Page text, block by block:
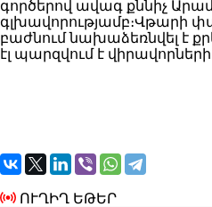
գործերով ավագ քննիչ
գլխավորությամբ։Վթարի
բաժնում նախաձեռնվել է
էլ պարզվում է վիրավորների
ՈՒՂԻՂ ԵԹԵՐ